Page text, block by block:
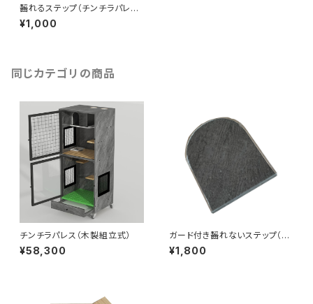
齧れるステップ（チンチラパレス
専用）
¥1,000
同じカテゴリの商品
チンチラパレス（木製組立式）
¥58,300
ガード付き齧れないステップ（チ
ンチラパレス専用）
¥1,800